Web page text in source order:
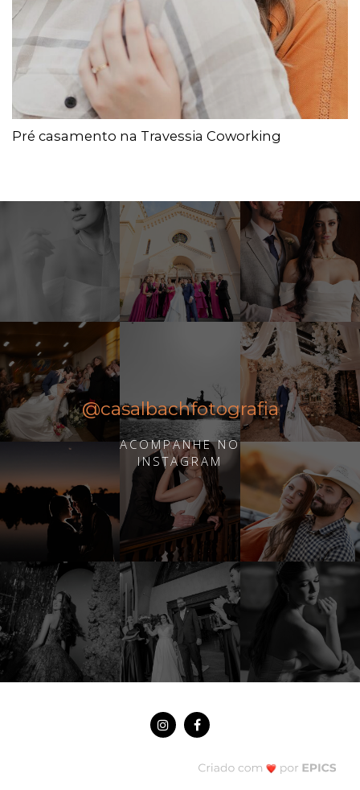
Pré casamento na Travessia Coworking
@casalbachfotografia
ACOMPANHE NO
INSTAGRAM